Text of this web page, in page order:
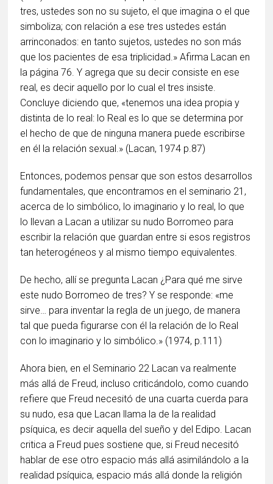
tres, ustedes son no su sujeto, el que imagina o el que
simboliza; con relación a ese tres ustedes están
arrinconados: en tanto sujetos, ustedes no son más
que los pacientes de esa triplicidad.» Afirma Lacan en
la página 76. Y agrega que su decir consiste en ese
real, es decir aquello por lo cual el tres insiste.
Concluye diciendo que, «tenemos una idea propia y
distinta de lo real: lo Real es lo que se determina por
el hecho de que de ninguna manera puede escribirse
en él la relación sexual.» (Lacan, 1974 p.87)
Entonces, podemos pensar que son estos desarrollos
fundamentales, que encontramos en el seminario 21,
acerca de lo simbólico, lo imaginario y lo real, lo que
lo llevan a Lacan a utilizar su nudo Borromeo para
escribir la relación que guardan entre si esos registros
tan heterogéneos y al mismo tiempo equivalentes.
De hecho, allí se pregunta Lacan ¿Para qué me sirve
este nudo Borromeo de tres? Y se responde: «me
sirve… para inventar la regla de un juego, de manera
tal que pueda figurarse con él la relación de lo Real
con lo imaginario y lo simbólico.» (1974, p.111)
Ahora bien, en el Seminario 22 Lacan va realmente
más allá de Freud, incluso criticándolo, como cuando
refiere que Freud necesitó de una cuarta cuerda para
su nudo, esa que Lacan llama la de la realidad
psíquica, es decir aquella del sueño y del Edipo. Lacan
critica a Freud pues sostiene que, si Freud necesitó
hablar de ese otro espacio más allá asimilándolo a la
realidad psíquica, espacio más allá donde la religión